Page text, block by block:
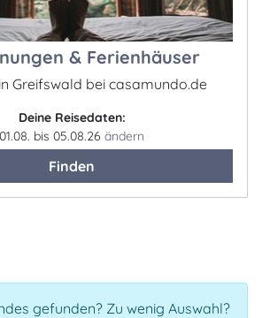
& Ferienhäuser
Greifswald bei casamundo.de
Deine Reisedaten:
01.08. bis 05.08.26 ändern
Finden
gefunden? Zu wenig Auswahl?